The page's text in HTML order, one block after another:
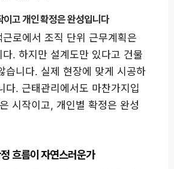
고 개인 확정은 완성입니다
로에서 조직 단위 근무계획은
. 하지만 설계도만 있다고 건물
습니다. 실제 현장에 맞게 시공하
다. 근태관리에서도 마찬가지입
시작이고, 개인별 확정은 완성
흐름이 자연스러운가